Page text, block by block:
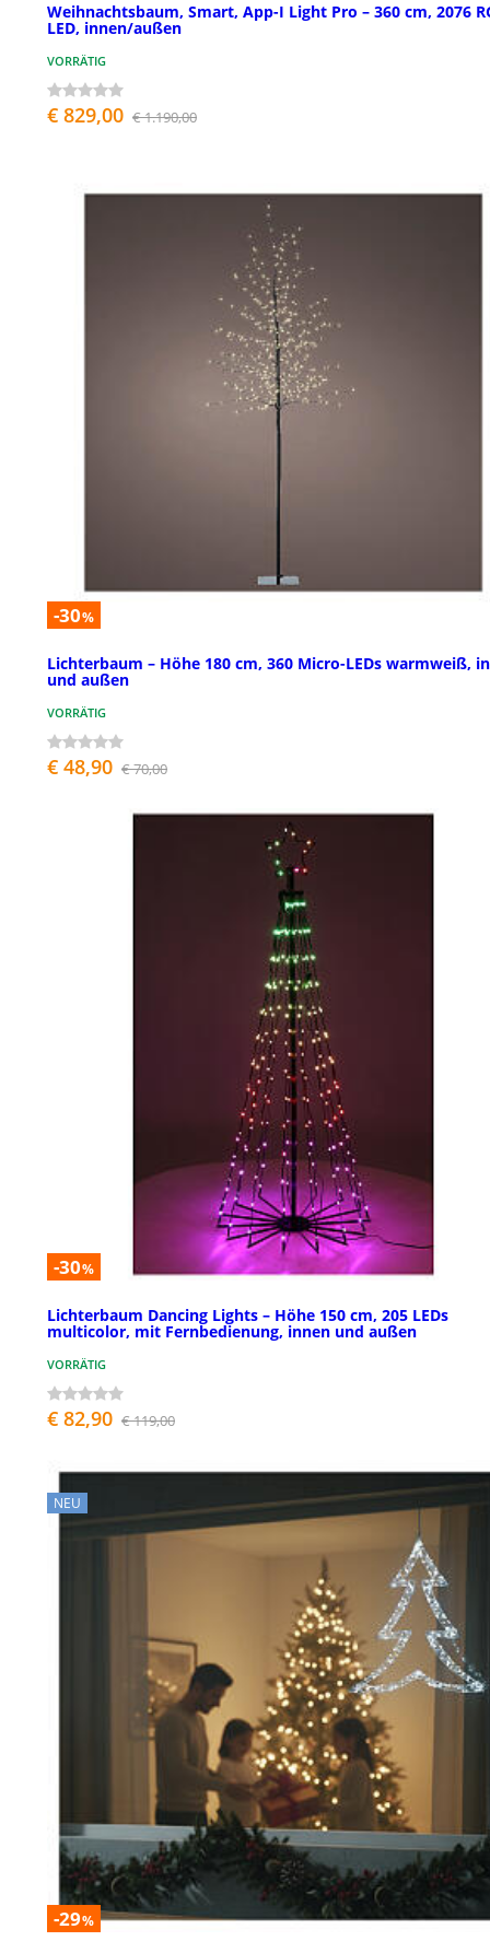
Weihnachtsbaum, Smart, App-I Light Pro – 360 cm, 2076
LED, innen/außen
VORRÄTIG
€ 829,00 € 1.190,00
-30%
Lichterbaum – Höhe 180 cm, 360 Micro-LEDs warmweiß,
und außen
VORRÄTIG
€ 48,90 € 70,00
-30%
Lichterbaum Dancing Lights – Höhe 150 cm, 205 LEDs
multicolor, mit Fernbedienung, innen und außen
VORRÄTIG
€ 82,90 € 119,00
NEU
-29%